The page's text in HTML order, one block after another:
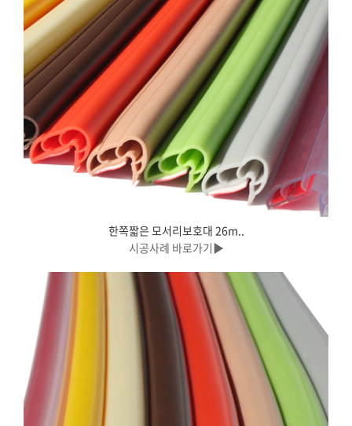
한쪽짧은 모서리보호대 26m..
시공사례 바로가기▶